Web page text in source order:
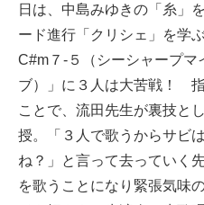
日は、中島みゆきの「糸」
ード進行「クリシェ」を学
C#m７-５（シーシャープマ
ブ）」に３人は大苦戦！
ことで、流田先生が裏技と
授。「３人で歌うからサビ
ね？」と言って去っていく
を歌うことになり緊張気味